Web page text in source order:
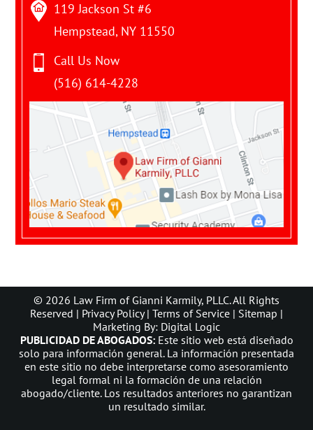
119 Jackson St #6
Hempstead, NY 11550
Call Us Now
(516) 614-4228
© 2026 Law Firm of Gianni Karmily, PLLC. All Rights
Reserved | Privacy Policy| Terms of Service | Sitemap |
Marketing By: Digital Logic
PUBLICIDAD DE ABOGADOS:Este sitio web está diseñado
solo para información general. La información presentada
en este sitio no debe interpretarse como asesoramiento
legal formal ni la formación de una relación
abogado/cliente. Los resultados anteriores no garantizan
un resultado similar.